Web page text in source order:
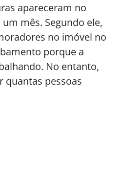
apareceram no
mês. Segundo ele,
no imóvel no
porque a
No entanto,
quantas pessoas